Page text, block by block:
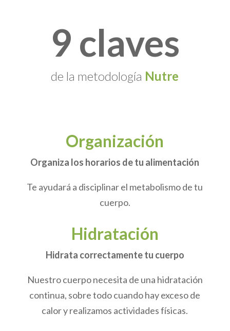
9 claves
de la metodología Nutre
Organización
Organiza los horarios de tu alimentación
Te ayudará a disciplinar el metabolismo de tu
cuerpo.
Hidratación
Hidrata correctamente tu cuerpo
Nuestro cuerpo necesita de una hidratación
continua, sobre todo cuando hay exceso de
calor y realizamos actividades físicas.